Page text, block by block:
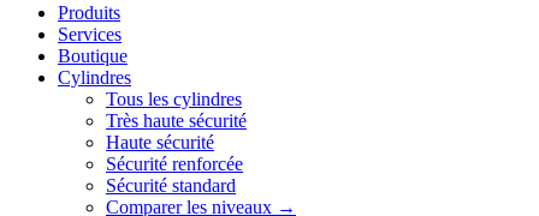
Produits
Services
Boutique
Cylindres
Tous les cylindres
Très haute sécurité
Haute sécurité
Sécurité renforcée
Sécurité standard
Comparer les niveaux →